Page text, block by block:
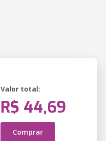
Valor total:
R$ 44,69
Comprar